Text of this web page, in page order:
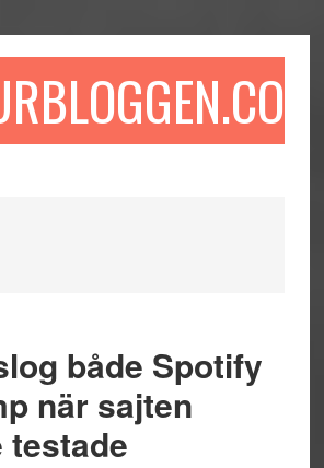
både Spotify
när sajten
testade